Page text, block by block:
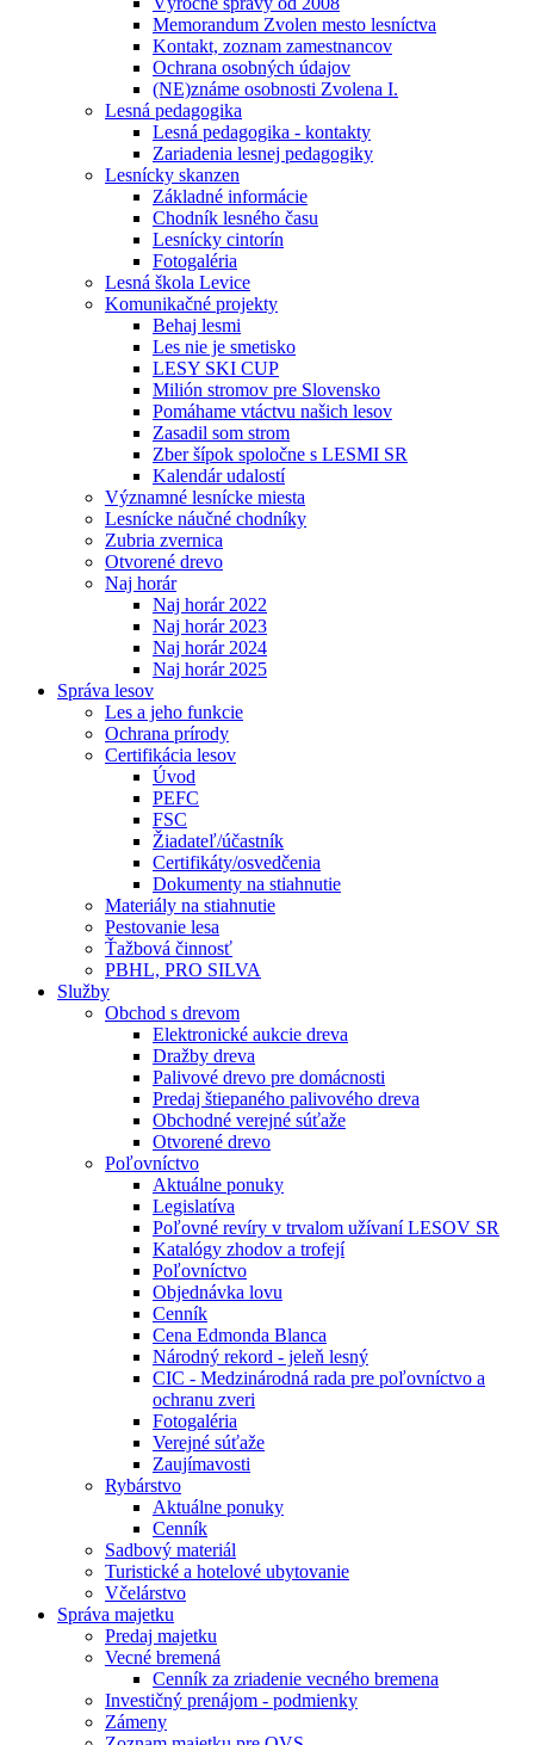
Memorandum Zvolen mesto lesníctva
Kontakt, zoznam zamestnancov
Ochrana osobných údajov
(NE)známe osobnosti Zvolena I.
Lesná pedagogika
Lesná pedagogika - kontakty
Zariadenia lesnej pedagogiky
Lesnícky skanzen
Základné informácie
Chodník lesného času
Lesnícky cintorín
Fotogaléria
Lesná škola Levice
Komunikačné projekty
Behaj lesmi
Les nie je smetisko
LESY SKI CUP
Milión stromov pre Slovensko
Pomáhame vtáctvu našich lesov
Zasadil som strom
Zber šípok spoločne s LESMI SR
Kalendár udalostí
Významné lesnícke miesta
Lesnícke náučné chodníky
Zubria zvernica
Otvorené drevo
Naj horár
Naj horár 2022
Naj horár 2023
Naj horár 2024
Naj horár 2025
Správa lesov
Les a jeho funkcie
Ochrana prírody
Certifikácia lesov
Úvod
PEFC
FSC
Žiadateľ/účastník
Certifikáty/osvedčenia
Dokumenty na stiahnutie
Materiály na stiahnutie
Pestovanie lesa
Ťažbová činnosť
PBHL, PRO SILVA
Služby
Obchod s drevom
Elektronické aukcie dreva
Dražby dreva
Palivové drevo pre domácnosti
Predaj štiepaného palivového dreva
Obchodné verejné súťaže
Otvorené drevo
Poľovníctvo
Aktuálne ponuky
Legislatíva
Poľovné revíry v trvalom užívaní LESOV SR
Katalógy zhodov a trofejí
Poľovníctvo
Objednávka lovu
Cenník
Cena Edmonda Blanca
Národný rekord - jeleň lesný
CIC - Medzinárodná rada pre poľovníctvo a
ochranu zveri
Fotogaléria
Verejné súťaže
Zaujímavosti
Rybárstvo
Aktuálne ponuky
Cenník
Sadbový materiál
Turistické a hotelové ubytovanie
Včelárstvo
Správa majetku
Predaj majetku
Vecné bremená
Cenník za zriadenie vecného bremena
Investičný prenájom - podmienky
Zámeny